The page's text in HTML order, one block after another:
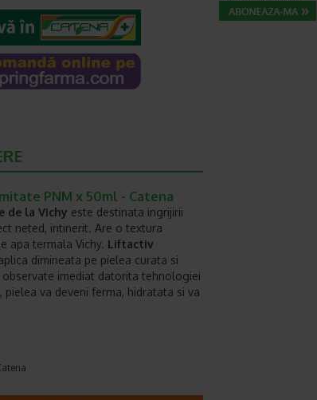
PNM x 50ml - Catena
de la Vichy este destinata ingrijirii
neted, intinerit. Are o textura
apa termala Vichy. Liftactiv
dimineata pe pielea curata si
imediat datorita tehnologiei
va deveni ferma, hidratata si va